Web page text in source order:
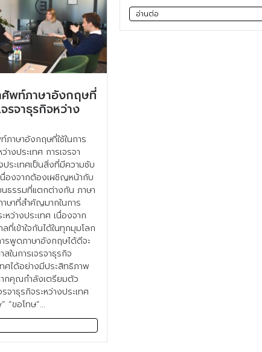
อ่านต่อ
ศัพท์ภาษาอังกฤษที่
จรจาธุรกิจหว่าง
ภาษาอังกฤษที่ใช้ในการ
างประเทศ การเจรจา
ประเทศเป็นสิ่งที่มีความซับ
องจากต้องเผชิญหน้ากับ
ธรรมที่แตกต่างกัน ภาษา
ษาที่สำคัญมากในการ
หว่างประเทศ เนื่องจาก
ที่เข้าใจกันได้ในทุกมุมโลก
รพูดภาษาอังกฤษได้ดีจะ
ในการเจรจาธุรกิจ
ทศได้อย่างมีประสิทธิภาพ
กคุณกำลังเตรียมตัว
จาธุรกิจระหว่างประเทศ
“ขอโทษ”...